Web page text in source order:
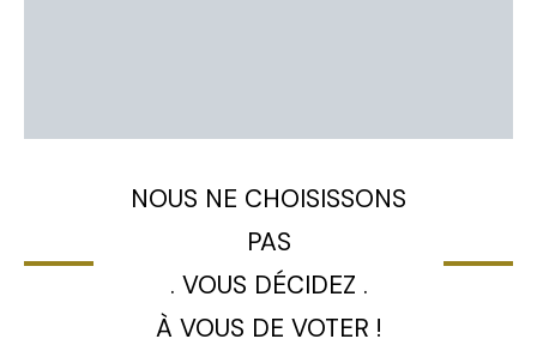
NOUS NE CHOISISSONS
PAS
. VOUS DÉCIDEZ .
À VOUS DE VOTER !